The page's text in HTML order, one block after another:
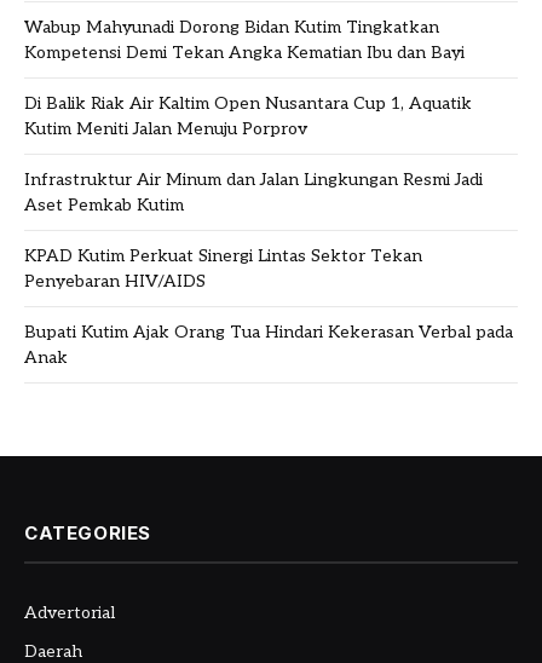
Wabup Mahyunadi Dorong Bidan Kutim Tingkatkan
Kompetensi Demi Tekan Angka Kematian Ibu dan Bayi
Di Balik Riak Air Kaltim Open Nusantara Cup 1, Aquatik
Kutim Meniti Jalan Menuju Porprov
Infrastruktur Air Minum dan Jalan Lingkungan Resmi Jadi
Aset Pemkab Kutim
KPAD Kutim Perkuat Sinergi Lintas Sektor Tekan
Penyebaran HIV/AIDS
Bupati Kutim Ajak Orang Tua Hindari Kekerasan Verbal pada
Anak
CATEGORIES
Advertorial
Daerah